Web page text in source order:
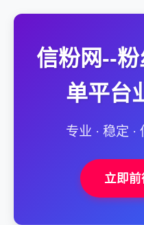
信粉网--
单平台
专业 · 稳定 ·
立即